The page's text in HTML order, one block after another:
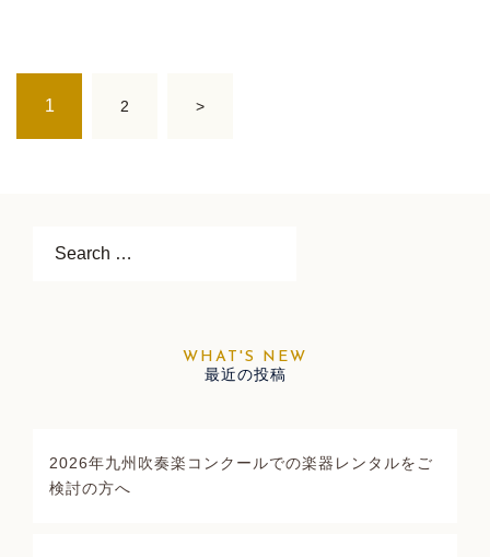
ナ
1 2 >
最近の投稿
2026年九州吹奏楽コンクールでの楽器レンタルをご
検討の方へ